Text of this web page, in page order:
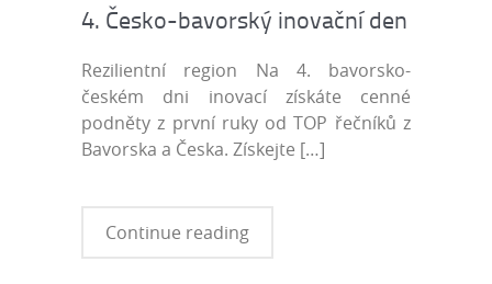
4. Česko-bavorský inovační den
Rezilientní region Na 4. bavorsko-
českém dni inovací získáte cenné
podněty z první ruky od TOP řečníků z
Bavorska a Česka. Získejte […]
Continue reading